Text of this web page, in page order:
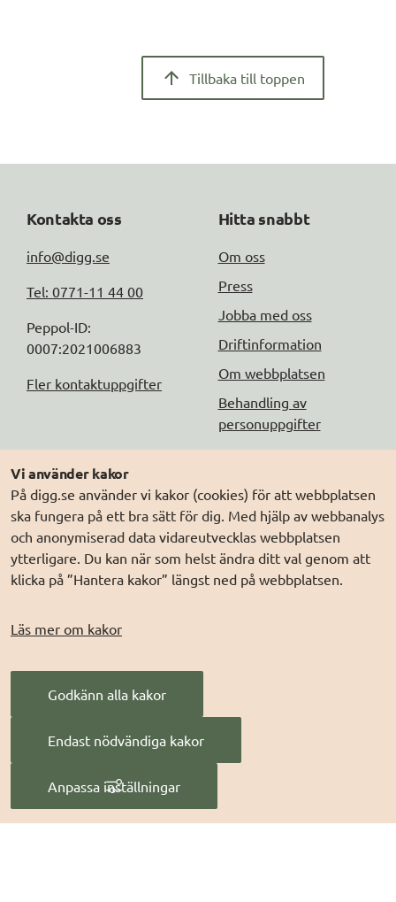
Vi använder kakor
På digg.se använder vi kakor (cookies) för att webbplatsen
ska fungera på ett bra sätt för dig. Med hjälp av webbanalys
och anonymiserad data vidareutvecklas webbplatsen
ytterligare. Du kan när som helst ändra ditt val genom att
klicka på ”Hantera kakor” längst ned på webbplatsen.
Läs mer om kakor
Godkänn alla kakor
Endast nödvändiga kakor
Anpassa inställningar
Tillbaka till toppen
Kontakta oss
info@digg.se
Tel: 0771-11 44 00
Peppol-ID:
0007:2021006883
Fler kontaktuppgifter
Hitta snabbt
Om oss
Press
Jobba med oss
Driftinformation
Om webbplatsen
Behandling av
personuppgifter
Följ oss
DIGG på
Prenumerera på nyheter
DIGG på
LinkedIn
DIGG på
PressMachine
DIGG på
Digg play
Elegitimation.se
Min myndighetspost
Sveriges dataportal
Sweden Connect
förvaltning
Hantera kakor